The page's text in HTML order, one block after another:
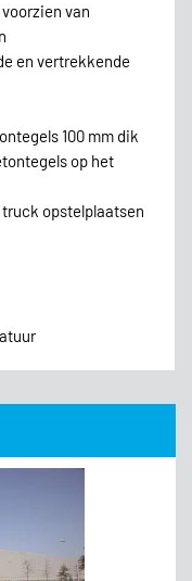
van
en vertrekkende
100 mm dik
op het
opstelplaatsen